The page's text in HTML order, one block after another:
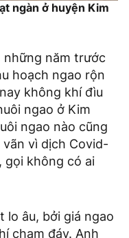
ngàn ở huyện Kim
những năm trước
hoạch ngao rộn
không khí đìu
ngao ở Kim
ngao nào cũng
vì dịch Covid-
gọi không có ai
lo âu, bởi giá ngao
chạm đáy. Anh